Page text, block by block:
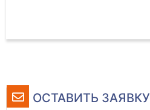
ОСТАВИТЬ ЗАЯВКУ